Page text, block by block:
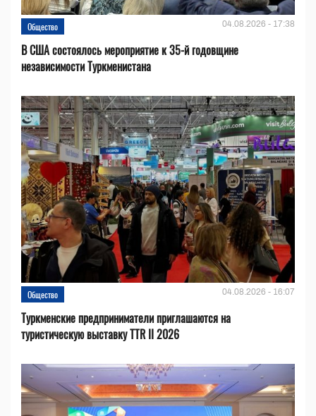
Общество 04.08.2026 - 17:38
В США состоялось мероприятие к 35-й годовщине
независимости Туркменистана
Общество 04.08.2026 - 16:07
Туркменские предприниматели приглашаются на
туристическую выставку TTR II 2026